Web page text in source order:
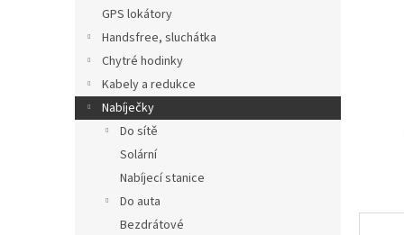
GPS lokátory
Handsfree, sluchátka
Chytré hodinky
Kabely a redukce
Nabíječky
Do sítě
Solární
Nabíjecí stanice
Do auta
Bezdrátové